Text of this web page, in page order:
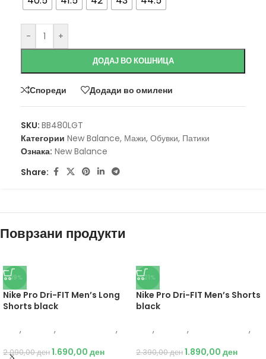
- +
ДОДАЈ ВО КОШНИЦА
Спореди Додади во омилени
SKU: BB480LGT
Категории New Balance, Мажи, Обувки, Патики
Ознака: New Balance
Share:
Поврзани продукти
-19%
Nike Pro Dri-FIT Men’s Long
Shorts black
, ,
,
2.090,00ден1.690,00 ден
-21%
Nike Pro Dri-FIT Men’s Shorts
black
, ,
,
2.390,00ден1.890,00 ден